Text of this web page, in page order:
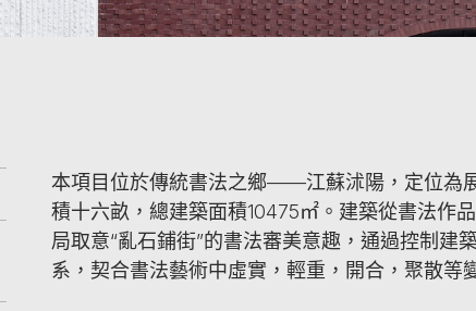
本項目位於傳統書法之鄉——江蘇沭陽，定位為
積十六畝，總建築面積10475㎡。建築從書法作
局取意“亂石鋪街”的書法審美意趣，通過控制建
系，契合書法藝術中虛實，輕重，開合，聚散等